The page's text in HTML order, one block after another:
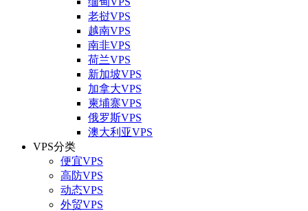
老挝VPS
越南VPS
南非VPS
荷兰VPS
新加坡VPS
加拿大VPS
柬埔寨VPS
俄罗斯VPS
澳大利亚VPS
VPS分类
便宜VPS
高防VPS
动态VPS
外贸VPS